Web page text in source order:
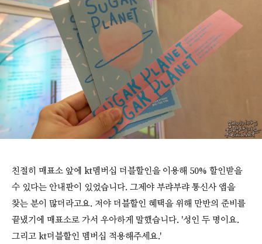
친절히 매표소 앞에 kt멤버십 더블할인을 이용해 50% 할인받을
수 있다는 안내판이 있었습니다. 그제야 부랴부랴 통신사 앱을
찾는 분이 많더라고요. 저야 더블할인 혜택을 위해 만반의 준비를
끝냈기에 매표소로 가서 우아하게 말했습니다. '성인 두 명이요.
그리고 kt더블할인 멤버십 적용해주세요.'